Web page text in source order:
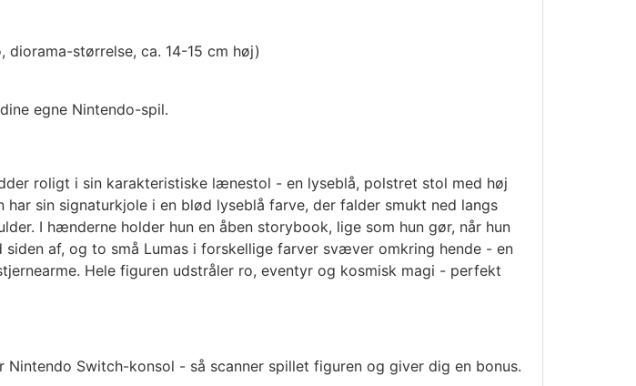
diorama-størrelse, ca. 14-15 cm høj)
egne Nintendo-spil.
roligt i sin karakteristiske lænestol - en lyseblå, polstret stol med høj
sin signaturkjole i en blød lyseblå farve, der falder smukt ned langs
I hænderne holder hun en åben storybook, lige som hun gør, når hun
af, og to små Lumas i forskellige farver svæver omkring hende - en
Hele figuren udstråler ro, eventyr og kosmisk magi - perfekt
Switch-konsol - så scanner spillet figuren og giver dig en bonus.